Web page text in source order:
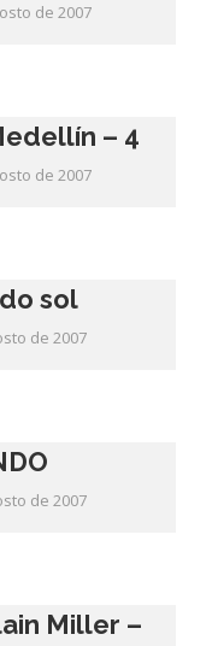
de 2007
– 4
de 2007
sol
de 2007
de 2007
Miller –